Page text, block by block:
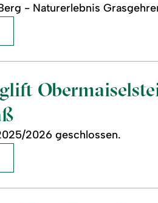
- Naturerlebnis
2026 geschlossen.